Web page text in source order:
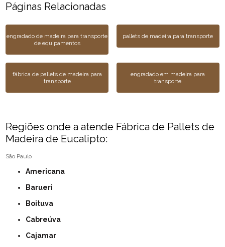
Páginas Relacionadas
engradado de madeira para transporte
de equipamentos
pallets de madeira para transporte
fábrica de pallets de madeira para
transporte
engradado em madeira para
transporte
Regiões onde a atende Fábrica de Pallets de
Madeira de Eucalipto:
São Paulo
Americana
Barueri
Boituva
Cabreúva
Cajamar